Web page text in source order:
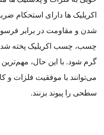
اکریلیک ها دارای استحکام
شدن و مقاومت در برابر
گرم شود. با این حال،
می‌توانند با موفقیت فلزات و
سطحی را پیوند بزنند.